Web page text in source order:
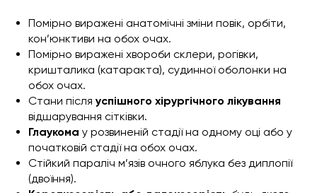
Помірно виражені анатомічні зміни повік, орбіти,
кон’юнктиви на обох очах.
Помірно виражені хвороби склери, рогівки,
кришталика (катаракта), судинної оболонки на
обох очах.
Стани після успішного хірургічного лікування
відшарування сітківки.
Глаукома у розвиненій стадії на одному оці або у
початковій стадії на обох очах.
Стійкий параліч м’язів очного яблука без диплопії
(двоїння).